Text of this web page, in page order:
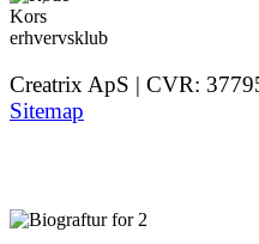
Creatrix ApS | CVR:
Sitemap